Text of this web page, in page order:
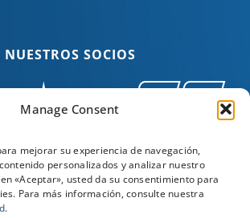
Manage Consent
mejorar su experiencia de navegación,
personalizados y analizar nuestro
«Aceptar», usted da su consentimiento para
Para más información, consulte nuestra
.
NUESTROS SOCIOS